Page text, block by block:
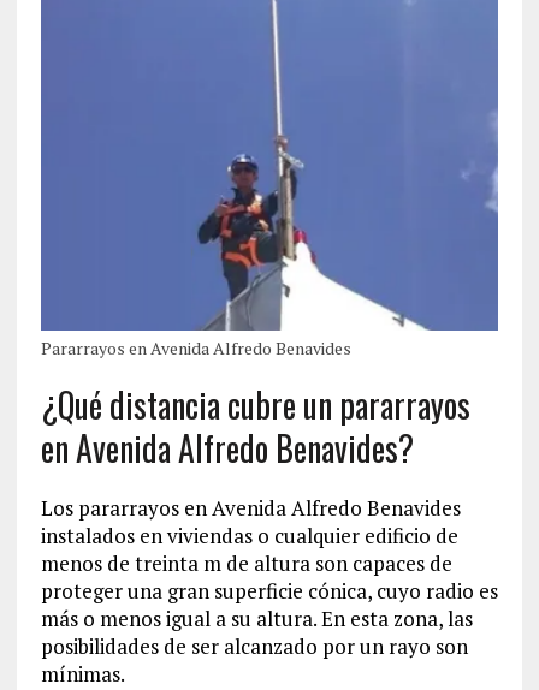
Pararrayos en Avenida Alfredo Benavides
¿Qué distancia cubre un pararrayos
en Avenida Alfredo Benavides?
Los pararrayos en Avenida Alfredo Benavides
instalados en viviendas o cualquier edificio de
menos de treinta m de altura son capaces de
proteger una gran superficie cónica, cuyo radio es
más o menos igual a su altura. En esta zona, las
posibilidades de ser alcanzado por un rayo son
mínimas.